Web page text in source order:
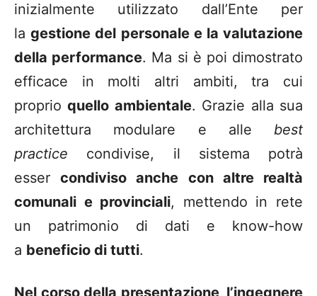
inizialmente utilizzato dall’Ente per
lagestione del personale e la valutazione
della performance. Ma si è poi dimostrato
efficace in molti altri ambiti, tra cui
proprioquello ambientale. Grazie alla sua
architettura modulare e alle best
practice condivise, il sistema potrà
essercondiviso anche con altre realtà
comunali e provinciali, mettendo in rete
un patrimonio di dati e know-how
a beneficio di tutti.
Nel corso della presentazione, l’ingegnere